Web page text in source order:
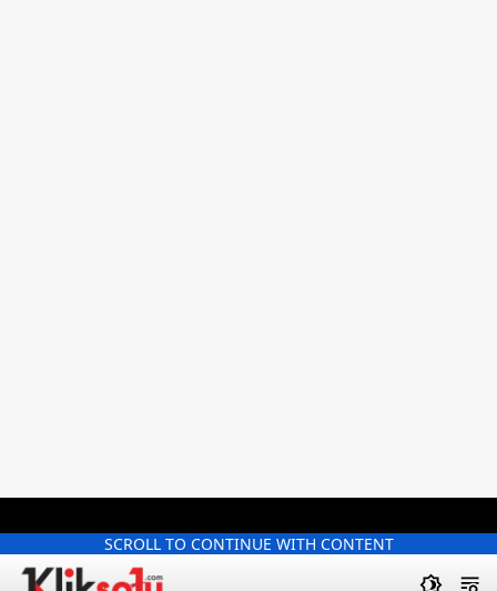
SCROLL TO CONTINUE WITH CONTENT